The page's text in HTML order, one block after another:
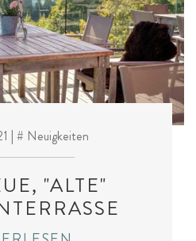
| # Neuigkeiten
"ALTE"